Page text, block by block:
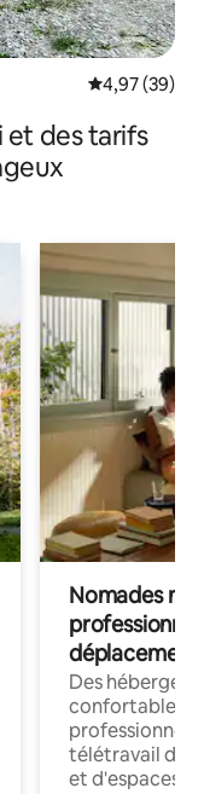
Évaluation
4,97 (39)
et des tarifs
Nomades
déplacement
Des
confortables
professionnels
télétravail
et d'espaces